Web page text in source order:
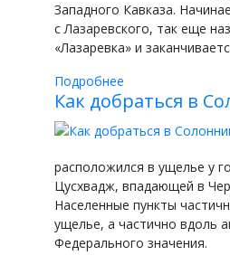
Западного Кавказа.
с Лазаревского, так еще
«Лазаревка» и
Подробнее
Как добраться в
расположился в ущелье у
Цусхвадж, впадающей в
Населенные пункты
ущелье, а частично вдоль
Федерального значения.